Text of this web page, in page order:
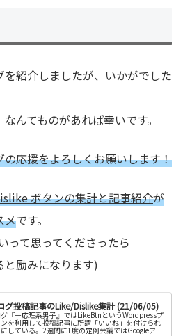
を紹介しましたが、いかがでした
んてものがあれば幸いです。
の応援をよろしくお願いします！
ボタンの集計と記事紹介が
メです。
って思ってくださったら
と励みになります)
グ投稿記事のLike/Dislike集計 (21/06/05)
『一応理系男子』ではLikeBtnというWordpressプ
を利用して投稿記事に所謂「いいね」を付けられ
している。2週間に1度の定例会議ではGoogleアナ